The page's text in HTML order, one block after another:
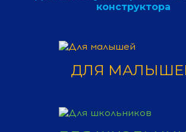
конструктора
ДЛЯ